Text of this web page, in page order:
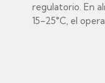
regulatorio. En
15–25°C, el